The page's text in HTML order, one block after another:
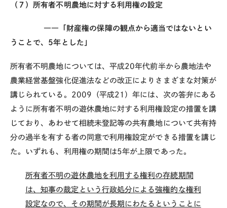
（７）所有者不明農地に対する利用権の設定
――「財産権の保障の観点から適当ではないとい
うことで、5年とした」
所有者不明農地については、平成20年代前半から農地法や
農業経営基盤強化促進法などの改正によりさまざまな対策が
講じられている。2009（平成21）年には、次の答弁にある
ように所有者不明の遊休農地に対する利用権設定の措置を講
じており、あわせて相続未登記等の共有農地について共有持
分の過半を有する者の同意で利用権設定ができる措置を講じ
た。いずれも、利用権の期間は5年が上限であった。
所有者不明の遊休農地を利用する権利の存続期間
は、知事の裁定という行政処分による強権的な権利
設定なので、その期間が長期にわたるということに